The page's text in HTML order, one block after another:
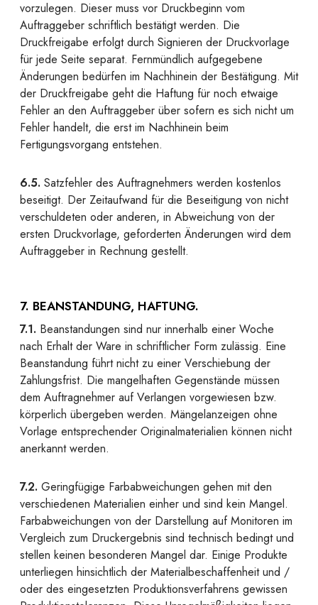
vorzulegen. Dieser muss vor Druckbeginn vom
Auftraggeber schriftlich bestätigt werden. Die
Druckfreigabe erfolgt durch Signieren der Druckvorlage
für jede Seite separat. Fernmündlich aufgegebene
Änderungen bedürfen im Nachhinein der Bestätigung. Mit
der Druckfreigabe geht die Haftung für noch etwaige
Fehler an den Auftraggeber über sofern es sich nicht um
Fehler handelt, die erst im Nachhinein beim
Fertigungsvorgang entstehen.
6.5. Satzfehler des Auftragnehmers werden kostenlos
beseitigt. Der Zeitaufwand für die Beseitigung von nicht
verschuldeten oder anderen, in Abweichung von der
ersten Druckvorlage, geforderten Änderungen wird dem
Auftraggeber in Rechnung gestellt.
7. BEANSTANDUNG, HAFTUNG.
7.1. Beanstandungen sind nur innerhalb einer Woche
nach Erhalt der Ware in schriftlicher Form zulässig. Eine
Beanstandung führt nicht zu einer Verschiebung der
Zahlungsfrist. Die mangelhaften Gegenstände müssen
dem Auftragnehmer auf Verlangen vorgewiesen bzw.
körperlich übergeben werden. Mängelanzeigen ohne
Vorlage entsprechender Originalmaterialien können nicht
anerkannt werden.
7.2. Geringfügige Farbabweichungen gehen mit den
verschiedenen Materialien einher und sind kein Mangel.
Farbabweichungen von der Darstellung auf Monitoren im
Vergleich zum Druckergebnis sind technisch bedingt und
stellen keinen besonderen Mangel dar. Einige Produkte
unterliegen hinsichtlich der Materialbeschaffenheit und /
oder des eingesetzten Produktionsverfahrens gewissen